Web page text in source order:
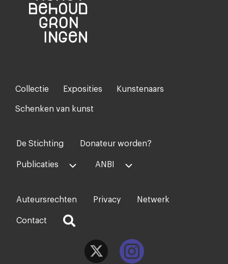
Footer-
menu
Collectie Exposities Kunstenaars
Schenken van kunst
Voet
midden
De Stichting Donateur worden?
Publicaties ANBI
Voet
rechts
Auteursrechten Privacy Netwerk
Contact